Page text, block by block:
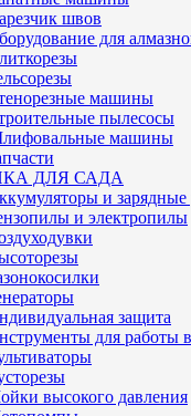
швов
для
машины
пылесосы
машины
ДЛЯ САДА
и зарядные
и электропилы
защита
для работы
высокого давления